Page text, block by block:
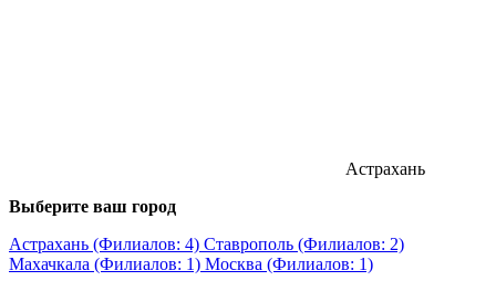
Астрахань
Выберите ваш город
Астрахань (Филиалов: 4) Ставрополь (Филиалов: 2)
Махачкала (Филиалов: 1) Москва (Филиалов: 1)